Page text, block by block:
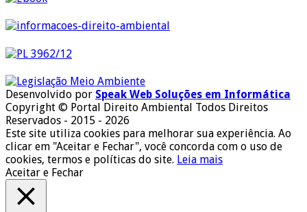
Desenvolvido por Speak Web Soluções em Informática
Copyright © Portal Direito Ambiental Todos Direitos
Reservados - 2015 - 2026
Este site utiliza cookies para melhorar sua experiência. Ao
clicar em "Aceitar e Fechar", você concorda com o uso de
cookies, termos e políticas do site. Leia mais
Aceitar e Fechar